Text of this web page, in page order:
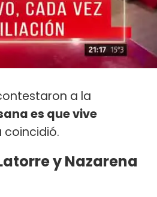
a la
es que vive
coincidió.
y Nazarena